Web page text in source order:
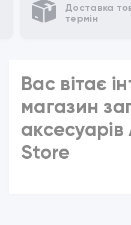
Доставка
термін
Вас вітає
магазин
Store
Відкрийте для себе